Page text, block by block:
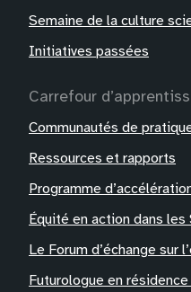
Semaine de la culture
Initiatives passées
Carrefour
Communautés de
Ressources et rapports
Programme
Équité en action dans les
Le Forum d’échange sur
Futurologue en résidence